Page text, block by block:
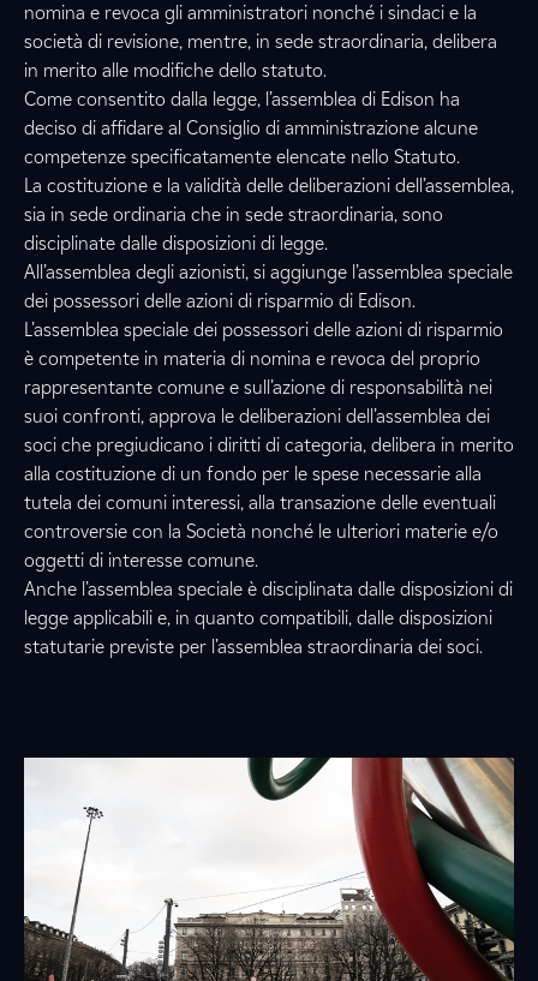
nomina e revoca gli amministratori nonché i sindaci e la
società di revisione, mentre, in sede straordinaria, delibera
in merito alle modifiche dello statuto.
Come consentito dalla legge, l’assemblea di Edison ha
deciso di affidare al Consiglio di amministrazione alcune
competenze specificatamente elencate nello Statuto.
La costituzione e la validità delle deliberazioni dell’assemblea,
sia in sede ordinaria che in sede straordinaria, sono
disciplinate dalle disposizioni di legge.
All’assemblea degli azionisti, si aggiunge l’assemblea speciale
dei possessori delle azioni di risparmio di Edison.
L’assemblea speciale dei possessori delle azioni di risparmio
è competente in materia di nomina e revoca del proprio
rappresentante comune e sull’azione di responsabilità nei
suoi confronti, approva le deliberazioni dell’assemblea dei
soci che pregiudicano i diritti di categoria, delibera in merito
alla costituzione di un fondo per le spese necessarie alla
tutela dei comuni interessi, alla transazione delle eventuali
controversie con la Società nonché le ulteriori materie e/o
oggetti di interesse comune.
Anche l’assemblea speciale è disciplinata dalle disposizioni di
legge applicabili e, in quanto compatibili, dalle disposizioni
statutarie previste per l’assemblea straordinaria dei soci.